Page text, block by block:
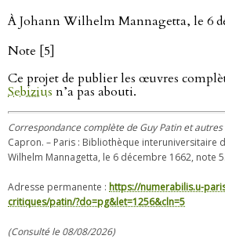
À Johann Wilhelm Mannagetta, le 6
Note [5]
Ce projet de publier les œuvres
Sebizius n’a pas abouti.
Correspondance complète de Guy Patin et
Capron. – Paris : Bibliothèque interuniversitaire
Wilhelm Mannagetta, le 6 décembre 1662, note 5.
Adresse permanente : https://numerabilis.u-
critiques/patin/?do=pg&let=1256&cln=5
(Consulté le 08/08/2026)